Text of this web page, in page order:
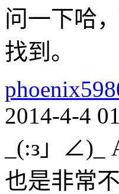
问一下哈
找到。
2014-4-4
_(:з」∠)_
也是非常